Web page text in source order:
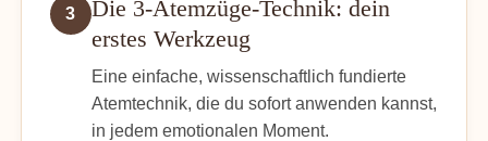
3
Die 3-Atemzüge-Technik: dein
erstes Werkzeug
Eine einfache, wissenschaftlich fundierte
Atemtechnik, die du sofort anwenden kannst,
in jedem emotionalen Moment.